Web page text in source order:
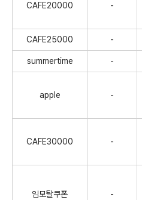
CAFE20000 -
CAFE25000 -
summertime -
apple -
CAFE30000 -
임모탈쿠폰 -